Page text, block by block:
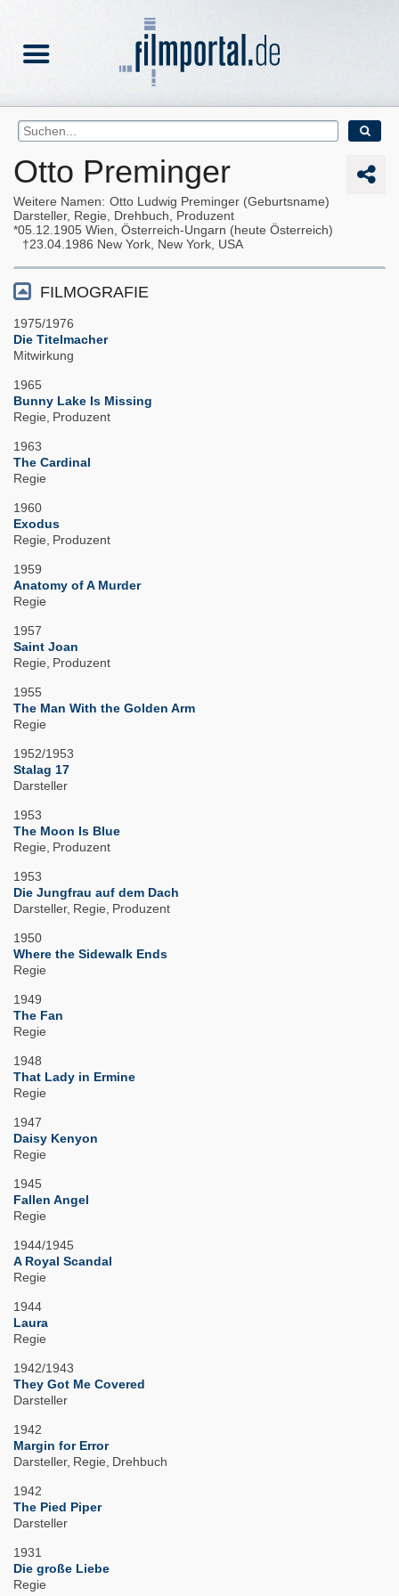
Otto Preminger
Weitere Namen
Otto Ludwig Preminger (Geburtsname)
Darsteller, Regie, Drehbuch, Produzent
05.12.1905 Wien, Österreich-Ungarn (heute Österreich)
23.04.1986 New York, New York, USA
FILMOGRAFIE
1975/1976
Die Titelmacher
Mitwirkung
1965
Bunny Lake Is Missing
Regie Produzent
1963
The Cardinal
Regie
1960
Exodus
Regie Produzent
1959
Anatomy of A Murder
Regie
1957
Saint Joan
Regie Produzent
1955
The Man With the Golden Arm
Regie
1952/1953
Stalag 17
Darsteller
1953
The Moon Is Blue
Regie Produzent
1953
Die Jungfrau auf dem Dach
Darsteller Regie Produzent
1950
Where the Sidewalk Ends
Regie
1949
The Fan
Regie
1948
That Lady in Ermine
Regie
1947
Daisy Kenyon
Regie
1945
Fallen Angel
Regie
1944/1945
A Royal Scandal
Regie
1944
Laura
Regie
1942/1943
They Got Me Covered
Darsteller
1942
Margin for Error
Darsteller Regie Drehbuch
1942
The Pied Piper
Darsteller
1931
Die große Liebe
Regie